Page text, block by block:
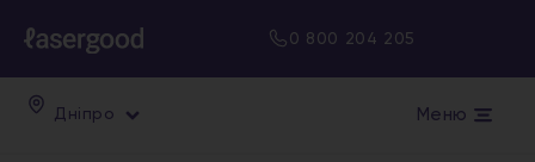
0 800 204 205
Дніпро Меню